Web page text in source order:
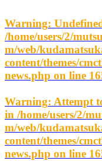
Warning:
/home/users/2/
m/web/
content/themes/
news.php on line
Warning: Attempt
in /home/users/2/
m/web/
content/themes/
news.php on line